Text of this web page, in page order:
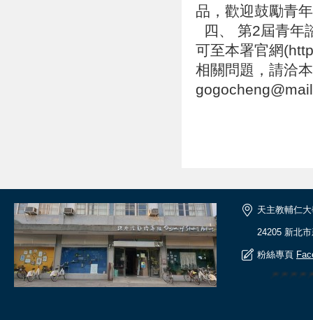
品，歡迎鼓勵青
四、 第2屆青年
可至本署官網
相關問題，請洽
天主教輔仁
24205 新北
粉絲專頁